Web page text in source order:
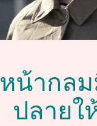
หน้ากล
ปลายใ